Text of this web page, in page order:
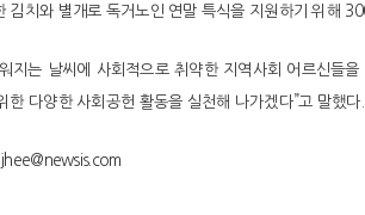
김치와 별개로 독거노인 연말 특식을 지원하기 위해
지는 날씨에 사회적으로 취약한 지역사회 어르신들
한 다양한 사회공헌 활동을 실천해 나가겠다”고 말했다.